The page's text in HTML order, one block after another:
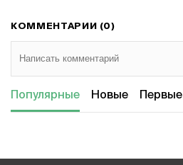
КОММЕНТАРИИ (0)
Популярные Новые Первые